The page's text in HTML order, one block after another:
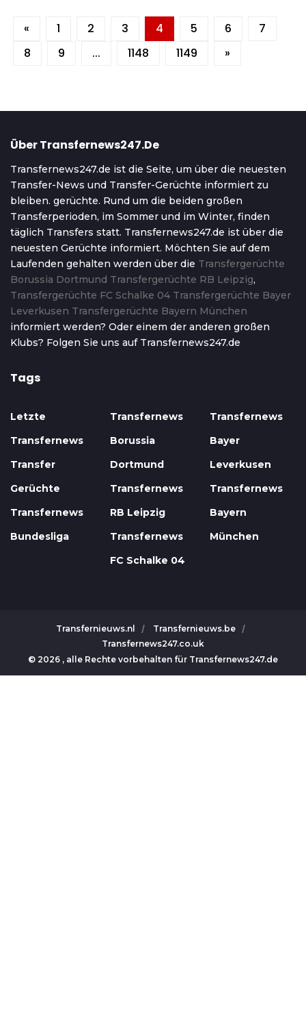
« 1 2 3 4 5 6
7
8
9 ... 1148 1149 »
Über Transfernews247.de
Transfernews247.de ist die Seite, um über die neuesten
Transfer-News und Transfer-Gerüchte informiert zu
bleiben. gerüchte. Rund um die beiden großen
Transferperioden, im Sommer und im Winter, finden
täglich Transfers statt. Transfernews247.de ist über die
neuesten Gerüchte informiert. Möchten Sie auf dem
Laufenden gehalten werden über die Transfergerüchte
Borussia Dortmund Transfergerüchte RB Leipzig,
Transfergerüchte FC Schalke 04 Transfergerüchte Bayer
Leverkusen Transfergerüchte Bayern München
informiert werden? Oder einem der anderen großen
Klubs? Folgen Sie uns auf Transfernews247.de
Tags
Letzte
Transfernews
Transfer
Gerüchte
Transfernews
Bundesliga
Transfernews
Borussia
Dortmund
Transfernews
RB Leipzig
Transfernews
FC Schalke 04
Transfernews
Bayer
Leverkusen
Transfernews
Bayern
München
© 2026 , alle Rechte vorbehalten für Transfernews247.de
Transfernieuws.nl
Transfernieuws.be
Transfernews247.co.uk